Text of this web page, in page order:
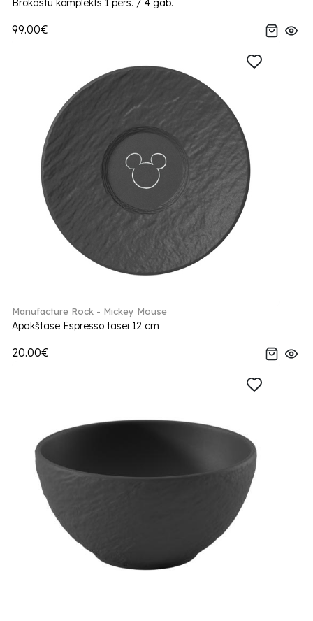
99.00€
Manufacture Rock - Mickey Mouse
Apakštase Espresso tasei 12 cm
20.00€